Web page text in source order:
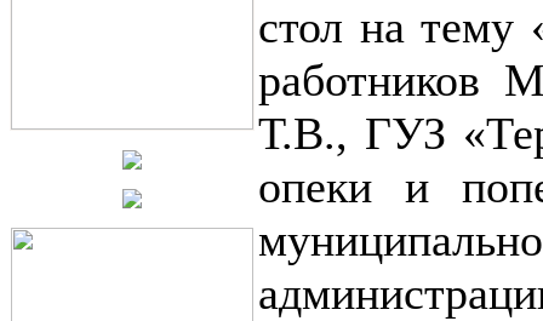
стол на тему
работников
Т.В., ГУЗ
опеки и